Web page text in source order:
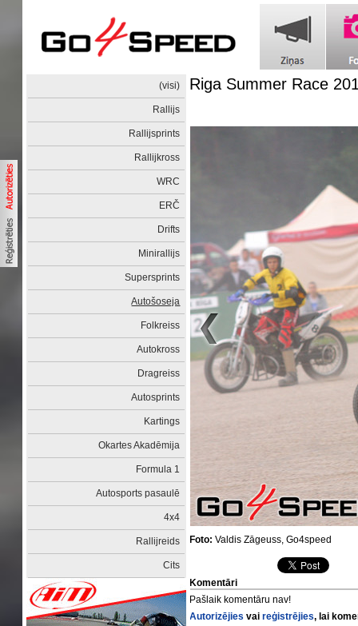
(visi)
Rallijs
Rallijsprints
Rallijkross
WRC
ERČ
Drifts
Minirallijs
Supersprints
Autošoseja
Folkreiss
Autokross
Dragreiss
Autosprints
Kartings
Okartes Akadēmija
Formula 1
Autosports pasaulē
4x4
Rallijreids
Cits
Riga Summer Race
Foto: Valdis Zāgeuss, Go4speed
Komentāri
Pašlaik komentāru nav!
Autorizējies vaireģistrējies, lai